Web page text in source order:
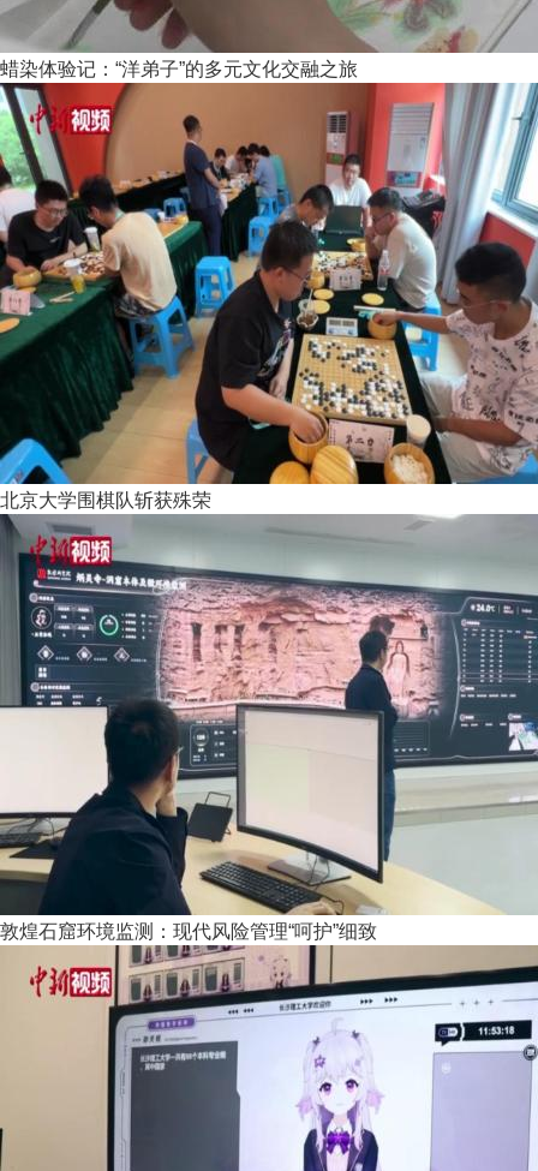
蜡染体验记：“洋弟子”的多元文化交融之旅
北京大学围棋队斩获殊荣
敦煌石窟环境监测：现代风险管理“呵护”细致